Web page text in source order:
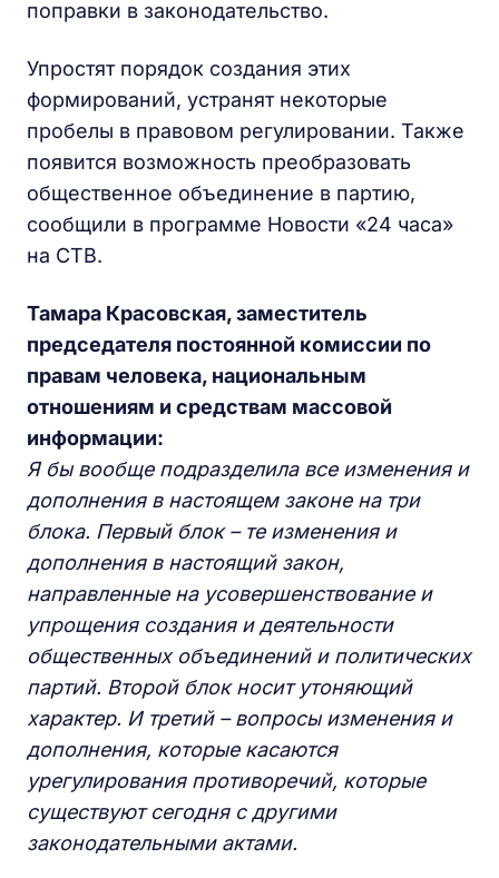
поправки в законодательство.
Упростят порядок создания этих
формирований, устранят некоторые
пробелы в правовом регулировании. Также
появится возможность преобразовать
общественное объединение в партию,
сообщили в программе Новости «24 часа»
на СТВ.
Тамара Красовская, заместитель
председателя постоянной комиссии по
правам человека, национальным
отношениям и средствам массовой
информации:
Я бы вообще подразделила все изменения и
дополнения в настоящем законе на три
блока. Первый блок – те изменения и
дополнения в настоящий закон,
направленные на усовершенствование и
упрощения создания и деятельности
общественных объединений и политических
партий. Второй блок носит утоняющий
характер. И третий – вопросы изменения и
дополнения, которые касаются
урегулирования противоречий, которые
существуют сегодня с другими
законодательными актами.